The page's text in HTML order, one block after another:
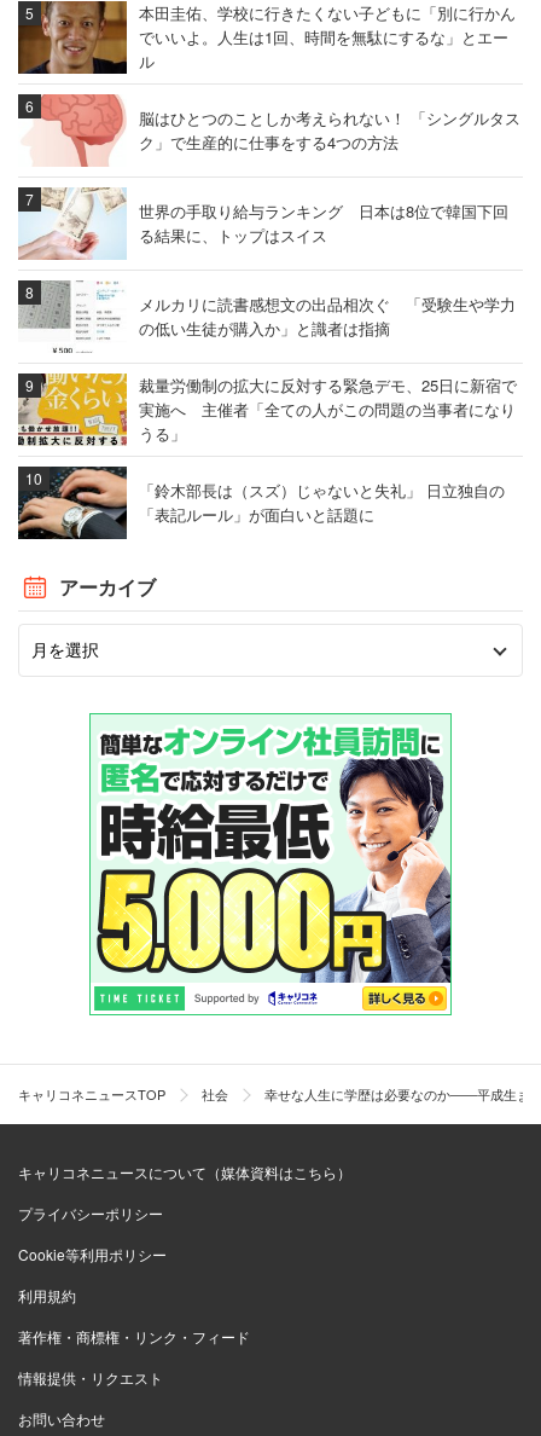
本田圭佑、学校に行きたくない子どもに「別に行かん
でいいよ。人生は1回、時間を無駄にするな」とエー
ル
脳はひとつのことしか考えられない！ 「シングルタス
ク」で生産的に仕事をする4つの方法
世界の手取り給与ランキング 日本は8位で韓国下回
る結果に、トップはスイス
メルカリに読書感想文の出品相次ぐ 「受験生や学力
の低い生徒が購入か」と識者は指摘
裁量労働制の拡大に反対する緊急デモ、25日に新宿で
実施へ 主催者「全ての人がこの問題の当事者になり
うる」
「鈴木部長は（スズ）じゃないと失礼」 日立独自の
「表記ルール」が面白いと話題に
アーカイブ
キャリコネニュースTOP 社会 幸せな人生に学歴は必要なのか――平成生ま
キャリコネニュースについて（媒体資料はこちら）
プライバシーポリシー
Cookie等利用ポリシー
利用規約
著作権・商標権・リンク・フィード
情報提供・リクエスト
お問い合わせ